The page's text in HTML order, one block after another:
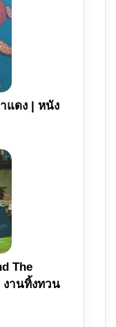
แดง | หนัง
The
งานทิ้งทวน